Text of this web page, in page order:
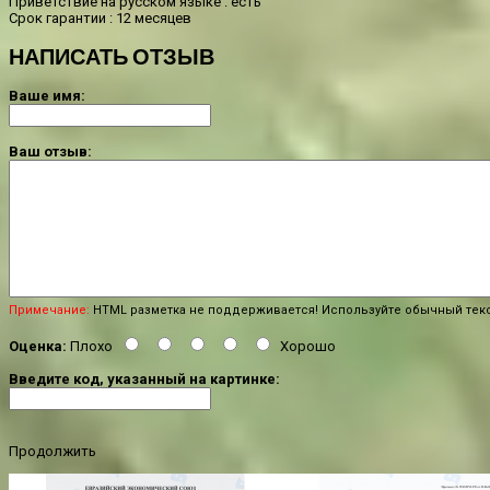
Срок гарантии : 12 месяцев
НАПИСАТЬ ОТЗЫВ
Ваше имя:
Ваш отзыв:
Примечание: HTML разметка не поддерживается! Используйте обычный
Оценка: Плохо
Хорошо
Введите код, указанный на картинке:
Продолжить